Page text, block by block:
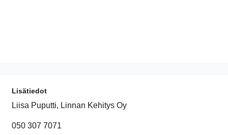
Lisätiedot
Liisa Puputti, Linnan Kehitys Oy
050 307 7071